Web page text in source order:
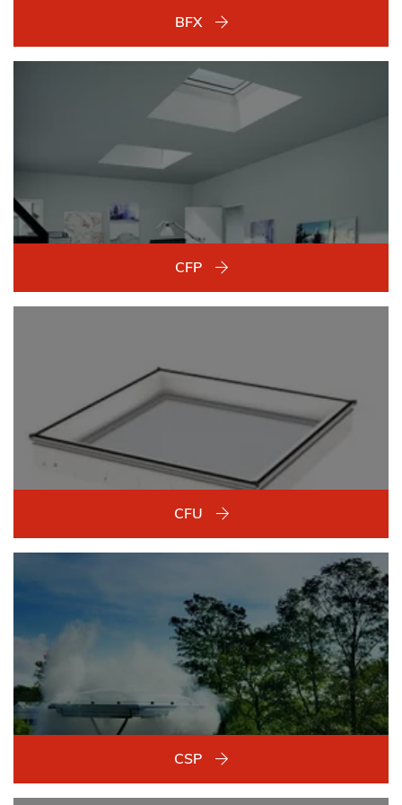
BFX
CFP
CFU
CSP